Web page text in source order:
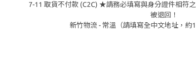
7-11 取貨不付款 (C2C) ★請務必填寫與身分證件相符
被退回！
新竹物流 - 常溫（請填寫全中文地址，約